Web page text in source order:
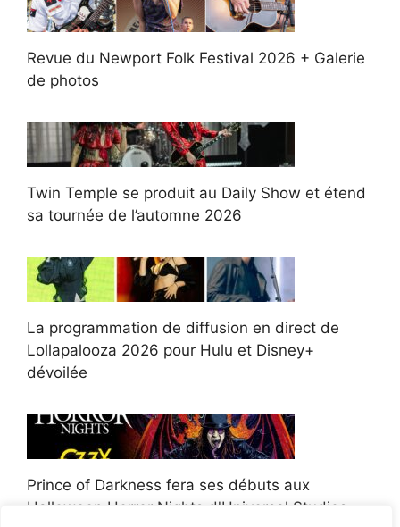
Revue du Newport Folk Festival 2026 + Galerie
de photos
Twin Temple se produit au Daily Show et étend
sa tournée de l’automne 2026
La programmation de diffusion en direct de
Lollapalooza 2026 pour Hulu et Disney+
dévoilée
Prince of Darkness fera ses débuts aux
Halloween Horror Nights d'Universal Studios